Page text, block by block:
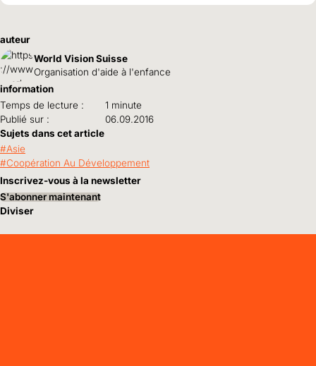
auteur
World Vision Suisse
Organisation d'aide à l'enfance
information
Temps de lecture :
1 minute
Publié sur :
06.09.2016
Sujets dans cet article
Asie
Coopération Au Développement
Inscrivez-vous à la newsletter
S'abonner maintenant
Diviser